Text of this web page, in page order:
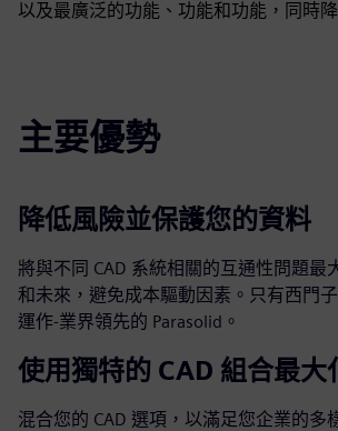
以及最廣泛的功能、功能和功能，同時
主要優勢
降低風險並保護您的資料
將與不同 CAD 系統相關的互通性問題最
和未來，避免成本驅動因素。只有西門
運作-業界領先的 Parasolid。
使用獨特的 CAD 組合最大
混合您的 CAD 選項，以滿足您企業的多